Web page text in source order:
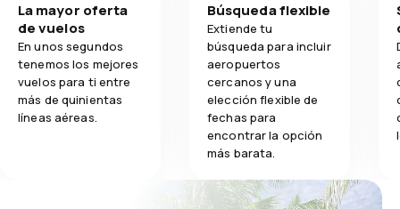
Comodidad de viaje 1.0
Transporte de equipaje 2.0
Comidas 1.0
La mayor oferta
de vuelos
En unos segundos
tenemos los mejores
vuelos para ti entre
más de quinientas
líneas aéreas.
Búsqueda flexible
Extiende tu
búsqueda para incluir
aeropuertos
cercanos y una
elección flexible de
fechas para
encontrar la opción
más barata.